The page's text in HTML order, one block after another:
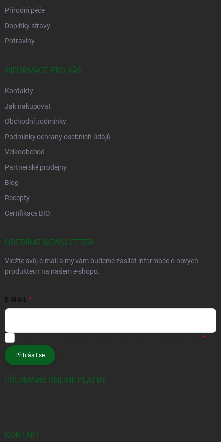
Přírodní péče
Doplňky stravy
Potraviny
INFORMACE PRO VÁS
Kontakty
Jak nakupovat
Obchodní podmínky
Podmínky ochrany osobních údajů
Velkoobchod
Partnerské prodejny
Blog
Recepty
Certifikace BIO
ODEBÍRAT NEWSLETTER
Vložte svůj e-mail a my vám budeme zasílat informace o nových
produktech na našem e-shopu.
E-MAIL
Přihlásit se
PŘIJÍMÁME ONLINE PLATBY
KONTAKT